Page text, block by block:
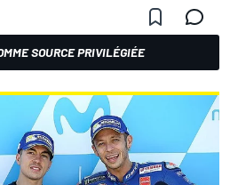
SOURCE PRIVILÉGIÉE